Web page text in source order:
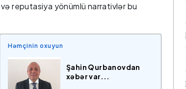
reputasiya yönümlü narrativlər bu
Həmçinin oxuyun
Şahin Qurbanovdan
xəbər var...